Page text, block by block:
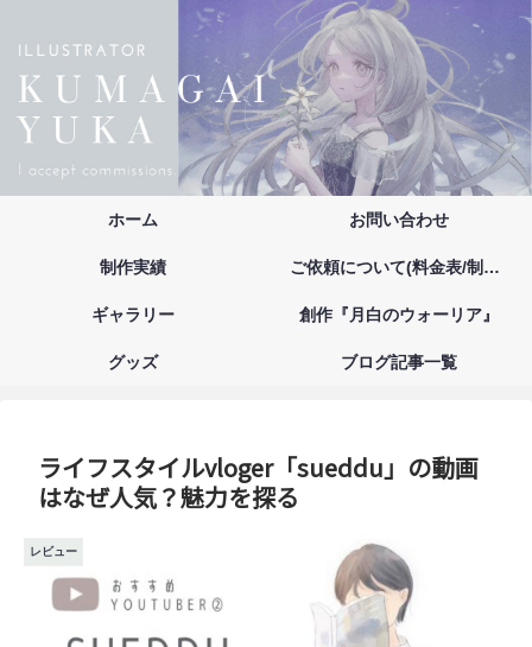
ホーム お問い合わせ
制作実績 ご依頼について(料金表/制作の流れ/注意事項/お支払い方法)
ギャラリー 創作『月白のウォーリア』
グッズ ブログ記事一覧
ライフスタイルvloger「sueddu」の動画
はなぜ人気？魅力を探る
レビュー